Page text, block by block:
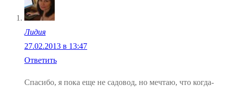
Лидия
27.02.2013 в 13:47
Ответить
Спасибо, я пока еще не садовод, но мечтаю, что когда-